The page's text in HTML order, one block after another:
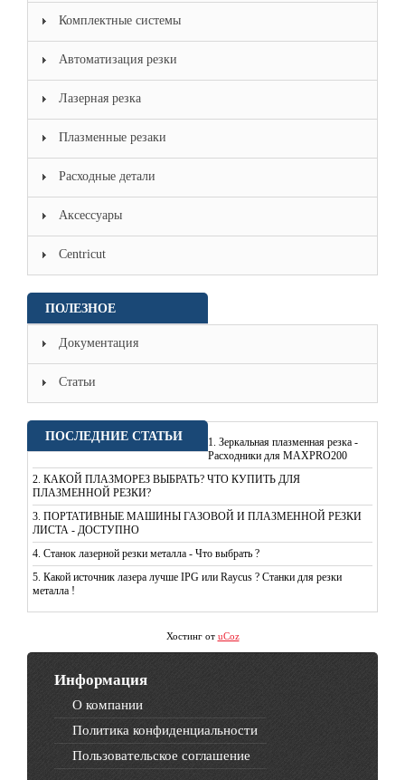
Комплектные системы
Автоматизация резки
Лазерная резка
Плазменные резаки
Расходные детали
Аксессуары
Centricut
ПОЛЕЗНОЕ
Документация
Статьи
ПОСЛЕДНИЕ СТАТЬИ 1. Зеркальная плазменная резка -
Расходники для MAXPRO200
2. КАКОЙ ПЛАЗМОРЕЗ ВЫБРАТЬ? ЧТО КУПИТЬ ДЛЯ
ПЛАЗМЕННОЙ РЕЗКИ?
3. ПОРТАТИВНЫЕ МАШИНЫ ГАЗОВОЙ И ПЛАЗМЕННОЙ РЕЗКИ
ЛИСТА - ДОСТУПНО
4. Станок лазерной резки металла - Что выбрать ?
5. Какой источник лазера лучше IPG или Raycus ? Станки для резки
металла !
Хостинг от uCoz
Информация
О компании
Политика конфиденциальности
Пользовательское соглашение